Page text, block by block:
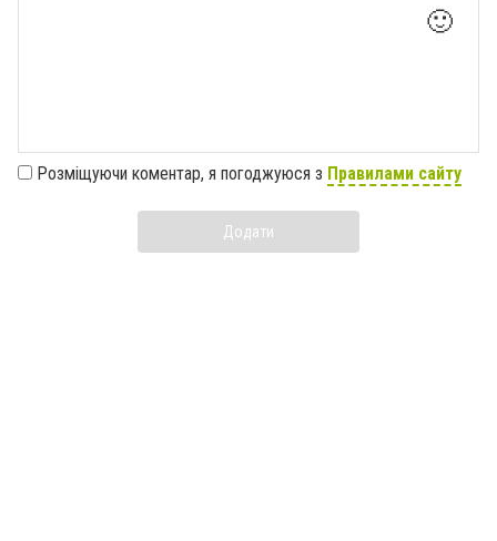
🙂
Розміщуючи коментар, я погоджуюся з Правилами сайту
Додати